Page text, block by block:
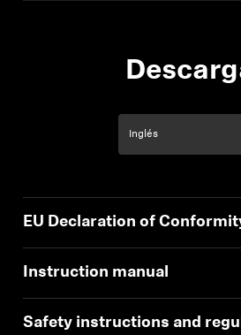
EU Declaration of
Instruction manual
Safety instructions and